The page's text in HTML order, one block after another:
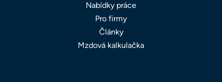
Nabídky práce
Pro firmy
Články
Mzdová kalkulačka